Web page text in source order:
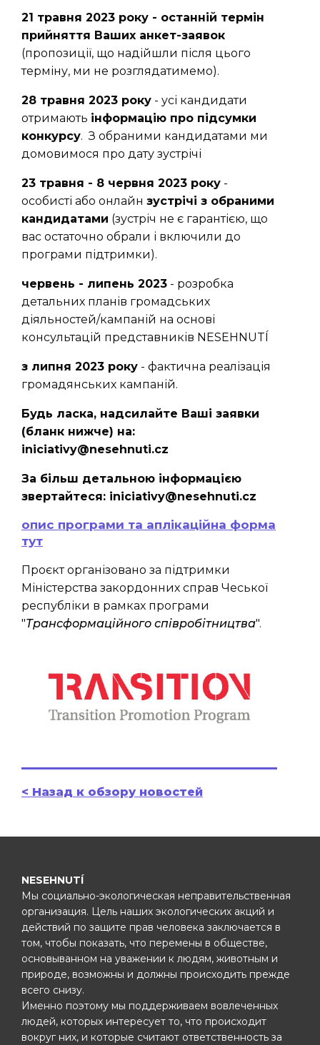
21 травня 2023 року - останній термін
прийняття Ваших анкет-заявок
(пропозиції, що надійшли після цього
терміну, ми не розглядатимемо).
28 травня 2023 року - усі кандидати
отримають інформацію про підсумки
конкурсу. З обраними кандидатами ми
домовимося про дату зустрічі
23 травня - 8 червня 2023 року -
особисті або онлайн зустрічі з обраними
кандидатами (зустріч не є гарантією, що
вас остаточно обрали і включили до
програми підтримки).
червень - липень 2023 - розробка
детальних планів громадських
діяльностей/кампаній на основі
консультацій представників NESEHNUTÍ
з липня 2023 року - фактична реалізація
громадянських кампаній.
Будь ласка, надсилайте Ваші заявки
(бланк нижче) на:
iniciativy@nesehnuti.cz
За більш детальною інформацією
звертайтеся: iniciativy@nesehnuti.cz
опис програми та аплікаційна форма
тут
Проєкт організовано за підтримки
Міністерства закордонних справ Чеської
республіки в рамках програми
"Трансформаційного співробітництва".
< Назад к обзору новостей
NESEHNUTÍ
Мы социально-экологическая неправительственная
организация. Цель наших экологических акций и
действий по защите прав человека заключается в
том, чтобы показать, что перемены в обществе,
основыванном на уважении к людям, животным и
природе, возможны и должны происходить прежде
всего снизу.
Именно поэтому мы поддерживаем вовлеченных
людей, которых интересует то, что происходит
вокруг них, и которые считают ответственность за